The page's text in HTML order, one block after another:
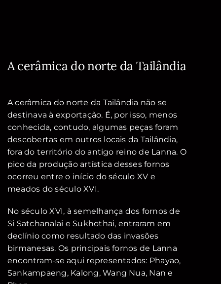
A cerâmica do norte da Tailândia
A cerâmica do norte da Tailândia não se
destinava à exportação. É, por isso, menos
conhecida, contudo, algumas peças foram
descobertas em outros locais da Tailândia,
fora do território do antigo reino de Lanna. O
pico da produção artística desses fornos
ocorreu entre o início do século XV e
meados do século XVI.
No século XVI, à semelhança dos fornos de
Si Satchanalai e Sukhothai, entraram em
declínio como resultado das invasões
birmanesas. Os principais fornos de Lanna
encontram-se aqui representados: Phayao,
Sankampaeng, Kalong, Wang Nua, Nan e